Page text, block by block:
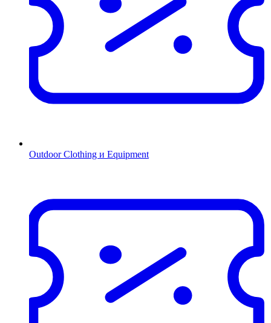
Outdoor Clothing и Equipment